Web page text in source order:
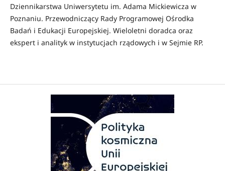
Dziennikarstwa Uniwersytetu im. Adama Mickiewicza w
Poznaniu. Przewodniczący Rady Programowej Ośrodka
Badań i Edukacji Europejskiej. Wieloletni doradca oraz
ekspert i analityk w instytucjach rządowych i w Sejmie RP.